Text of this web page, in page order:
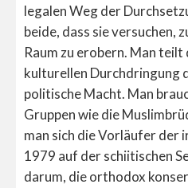
legalen Weg der
beide, dass sie versuchen,
Raum zu erobern. Man teilt
kulturellen Durchdringung
politische Macht. Man
Gruppen wie die
man sich die Vorläufer der
1979 auf der schiitischen
darum, die orthodox